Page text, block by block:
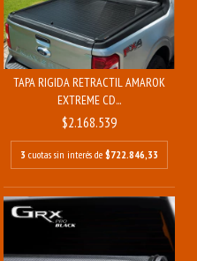
TAPA RIGIDA RETRACTIL AMAROK
EXTREME CD...
$2.168.539
3 cuotas sin interés de $722.846,33